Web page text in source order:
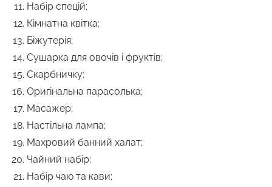
Набір спецій;
Кімнатна квітка;
Біжутерія;
Сушарка для овочів і фруктів;
Скарбничку;
Оригінальна парасолька;
Масажер;
Настільна лампа;
Махровий банний халат;
Чайний набір;
Набір чаю та кави;